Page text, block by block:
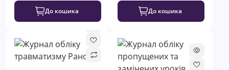
До кошика До кошика